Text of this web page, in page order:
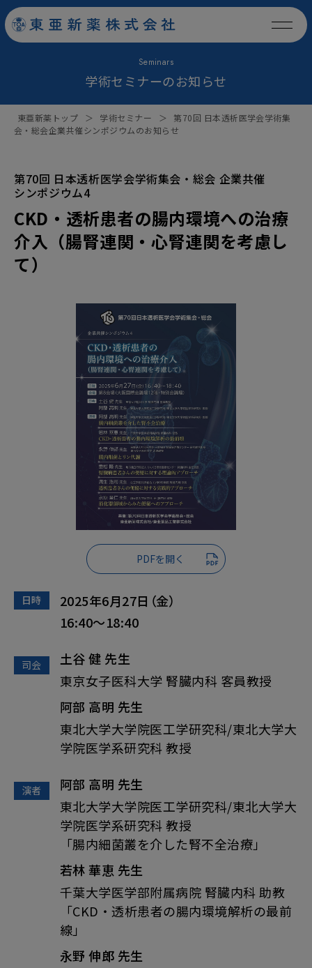
Seminars
学術セミナーのお知らせ
東亜新薬トップ ＞ 学術セミナー ＞
第70回 日本透析医学会学術集
会・総会企業共催シンポジウムのお知らせ
第70回 日本透析医学会学術集会・総会 企業共催
シンポジウム4
CKD・透析患者の腸内環境への治療
介入（腸腎連関・心腎連関を考慮し
て）
PDFを開く
日時 2025年6月27日（金）
16:40～18:40
司会 土谷 健 先生
東京女子医科大学 腎臓内科 客員教授
阿部 高明 先生
東北大学大学院医工学研究科/東北大学大
学院医学系研究科 教授
演者 阿部 高明 先生
東北大学大学院医工学研究科/東北大学大
学院医学系研究科 教授
「腸内細菌叢を介した腎不全治療」
若林 華恵 先生
千葉大学医学部附属病院 腎臓内科 助教
「CKD・透析患者の腸内環境解析の最前
線」
永野 伸郎 先生